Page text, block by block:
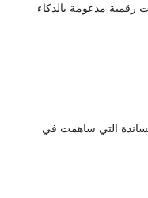
رقمية مدعومة بالذكاء
التي ساهمت في